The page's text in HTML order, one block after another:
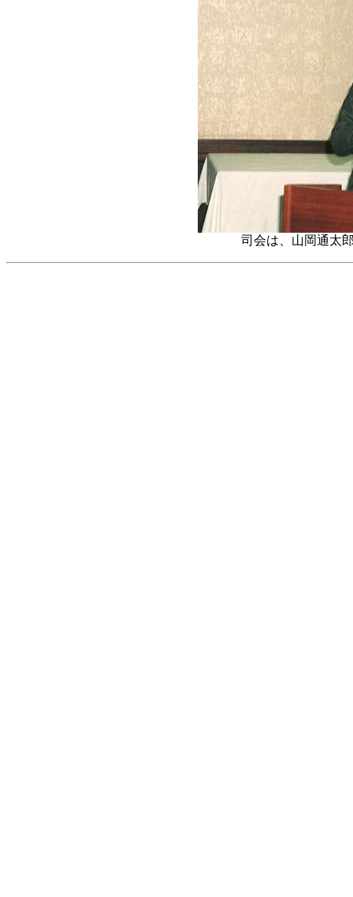
司会は、山岡通太